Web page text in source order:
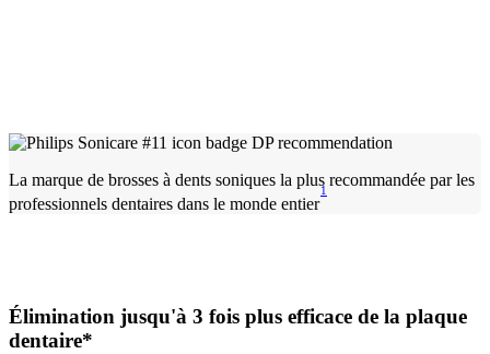
La marque de brosses à dents soniques la plus recommandée par les
professionnels dentaires dans le monde entier
1
Élimination jusqu'à 3 fois plus efficace de la plaque
dentaire*